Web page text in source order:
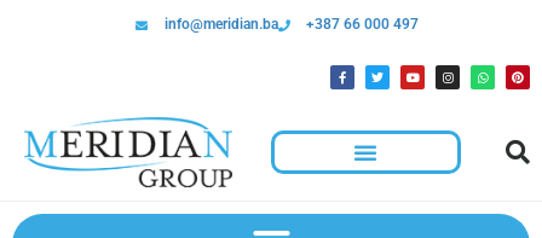
info@meridian.ba +387 66 000 497